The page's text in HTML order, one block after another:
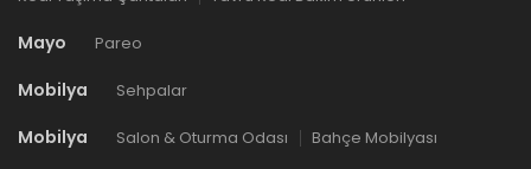
Mayo Pareo
Mobilya Sehpalar
Mobilya Salon & Oturma Odası Bahçe Mobilyası